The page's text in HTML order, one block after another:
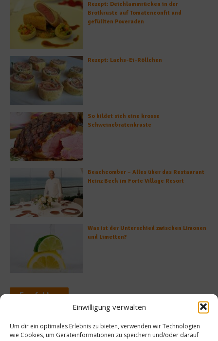
Einwilligung verwalten
Um dir ein optimales Erlebnis zu bieten, verwenden wir Technologien
wie Cookies, um Geräteinformationen zu speichern und/oder darauf
Rezept: Deichlammrücken in der
Brotkruste auf Tomatenconfit und
gefüllten Poveraden
Rezept: Lachs-Ei-Röllchen
So bildet sich eine krosse
Schweinebratenkruste
Beachcomber – Alles über das Restaurant
Heinz Beck im Forte Village Resort
Was ist der Unterschied zwischen Limonen
und Limetten?
Empfohlen